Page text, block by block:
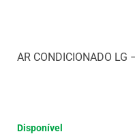
AR CONDICIONADO
Disponível